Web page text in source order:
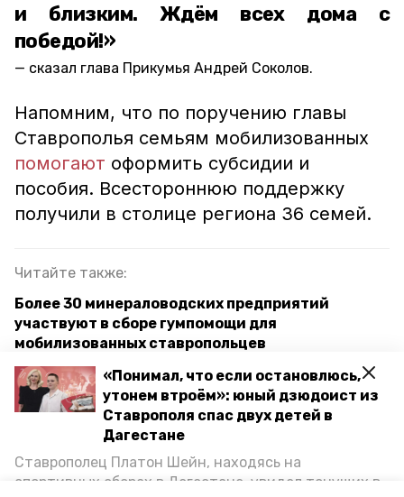
«Понимал, что если остановлюсь,
утонем втроём»: юный дзюдоист из
Ставрополя спас двух детей в
Дагестане
Ставрополец Платон Шейн, находясь на
спортивных сборах в Дегестане, увидел тонущих в
и близким. Ждём всех дома с
победой!»
сказал глава Прикумья Андрей Соколов.
Напомним, что по поручению главы
Ставрополья семьям мобилизованных
помогают оформить субсидии и
пособия. Всестороннюю поддержку
получили в столице региона 36 семей.
Читайте также:
Более 30 минераловодских предприятий
участвуют в сборе гумпомощи для
мобилизованных ставропольцев
Предприятие в Пятигорске запустило
производство печек-буржуек для российской
армии
ставропольский край помощь мобилизованным